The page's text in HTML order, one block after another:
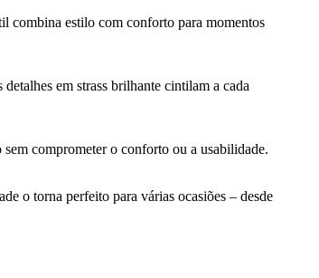
combina estilo com conforto para momentos
em strass brilhante cintilam a cada
comprometer o conforto ou a usabilidade.
o torna perfeito para várias ocasiões – desde